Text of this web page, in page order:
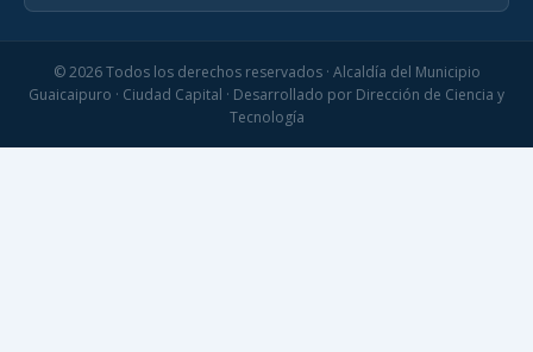
© 2026 Todos los derechos reservados · Alcaldía del Municipio
Guaicaipuro · Ciudad Capital · Desarrollado por Dirección de Ciencia y
Tecnología